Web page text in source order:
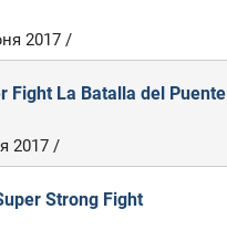
2017 /
Fight La Batalla del Puente
2017 /
Strong Fight